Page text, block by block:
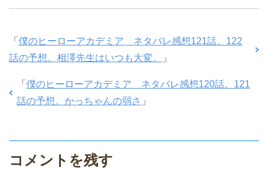
「 僕のヒーローアカデミア ネタバレ感想121話。122
話の予想。相澤先生はいつも大変。
」
「 僕のヒーローアカデミア ネタバレ感想120話。121
話の予想。かっちゃんの弱さ 」
コメントを残す